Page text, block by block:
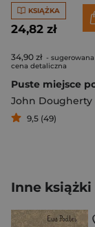
KSIĄŻKA
24,82 zł
34,90 zł - sugerowana
cena detaliczna
John Dougherty
9,5 (49)
Inne książki